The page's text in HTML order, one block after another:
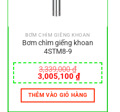
BƠM CHÌM GIẾNG KHOAN
Bơm chìm giếng khoan
4STM8-9
3,339,000₫
Giá
gốc
là:
3,339,000 ₫.
3,005,100 ₫Giá
hiện
tại
là:
3,005,100 ₫.
THÊM VÀO GIỎ HÀNG